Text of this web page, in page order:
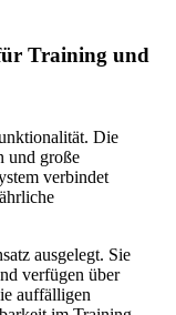
Training und
Die
und große
verbindet
ausgelegt. Sie
verfügen über
auffälligen